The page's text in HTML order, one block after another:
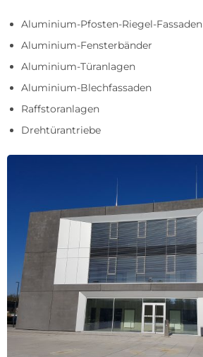
Aluminium-Pfosten-Riegel-Fassaden
Aluminium-Fensterbänder
Aluminium-Türanlagen
Aluminium-Blechfassaden
Raffstoranlagen
Drehtürantriebe